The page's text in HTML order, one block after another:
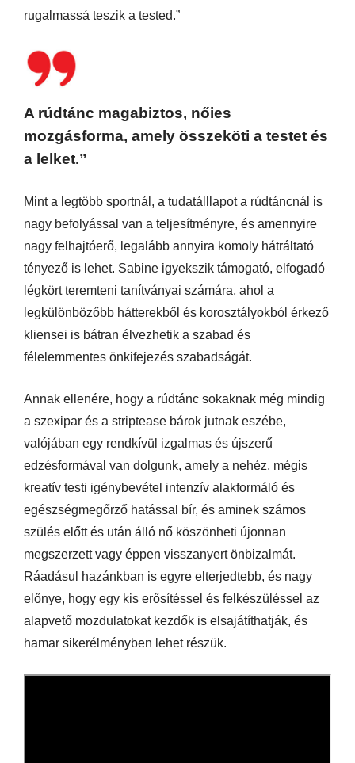
rugalmassá teszik a tested.”
A rúdtánc magabiztos, nőies
mozgásforma, amely összeköti a testet és
a lelket.”
Mint a legtöbb sportnál, a tudatálllapot a rúdtáncnál is
nagy befolyással van a teljesítményre, és amennyire
nagy felhajtóerő, legalább annyira komoly hátráltató
tényező is lehet. Sabine igyekszik támogató, elfogadó
légkört teremteni tanítványai számára, ahol a
legkülönbözőbb hátterekből és korosztályokból érkező
kliensei is bátran élvezhetik a szabad és
félelemmentes önkifejezés szabadságát.
Annak ellenére, hogy a rúdtánc sokaknak még mindig
a szexipar és a striptease bárok jutnak eszébe,
valójában egy rendkívül izgalmas és újszerű
edzésformával van dolgunk, amely a nehéz, mégis
kreatív testi igénybevétel intenzív alakformáló és
egészségmegőrző hatással bír, és aminek számos
szülés előtt és után álló nő köszönheti újonnan
megszerzett vagy éppen visszanyert önbizalmát.
Ráadásul hazánkban is egyre elterjedtebb, és nagy
előnye, hogy egy kis erősítéssel és felkészüléssel az
alapvető mozdulatokat kezdők is elsajátíthatják, és
hamar sikerélményben lehet részük.